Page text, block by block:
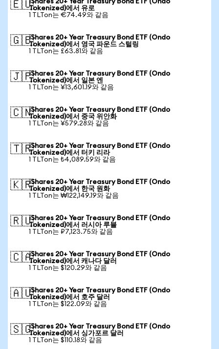
🇪🇺iShares 20+ Year Treasury Bond ETF (Ondo
Tokenized)에서 유로
1 TLTon는 €74.49와 같음
🇬🇧iShares 20+ Year Treasury Bond ETF (Ondo
Tokenized)에서 영국 파운드 스털링
1 TLTon는 £63.81와 같음
🇯🇵iShares 20+ Year Treasury Bond ETF (Ondo
Tokenized)에서 일본 엔
1 TLTon는 ¥13,601.19와 같음
🇨🇳iShares 20+ Year Treasury Bond ETF (Ondo
Tokenized)에서 중국 위안화
1 TLTon는 ¥579.28와 같음
🇹🇷iShares 20+ Year Treasury Bond ETF (Ondo
Tokenized)에서 터키 리라
1 TLTon는 ₺4,089.59와 같음
🇰🇷iShares 20+ Year Treasury Bond ETF (Ondo
Tokenized)에서 한국 원화
1 TLTon는 ₩122,149.19와 같음
🇷🇺iShares 20+ Year Treasury Bond ETF (Ondo
Tokenized)에서 러시아 루블
1 TLTon는 ₽7,123.75와 같음
🇨🇦iShares 20+ Year Treasury Bond ETF (Ondo
Tokenized)에서 캐나다 달러
1 TLTon는 $120.29와 같음
🇦🇺iShares 20+ Year Treasury Bond ETF (Ondo
Tokenized)에서 호주 달러
1 TLTon는 $122.09와 같음
🇸🇬iShares 20+ Year Treasury Bond ETF (Ondo
Tokenized)에서 싱가포르 달러
1 TLTon는 $110.18와 같음